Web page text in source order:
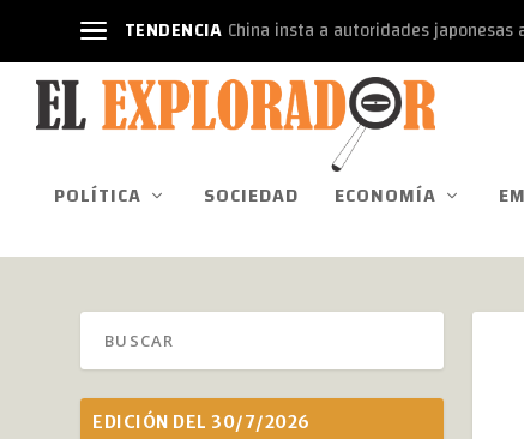
TENDENCIA China insta a autoridades japonesas
POLÍTICA SOCIEDAD ECONOMÍA
EDICIÓN DEL 30/7/2026